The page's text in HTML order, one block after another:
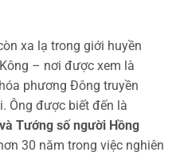
xa lạ trong giới huyền
– nơi được xem là
phương Đông truyền
Ông được biết đến là
Tướng số người Hồng
30 năm trong việc nghiên